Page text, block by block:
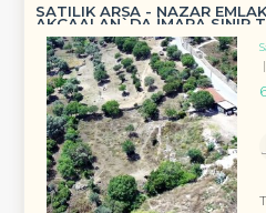
SATILIK ARSA - NAZAR
AKÇAALAN`DA İMARA SINIR